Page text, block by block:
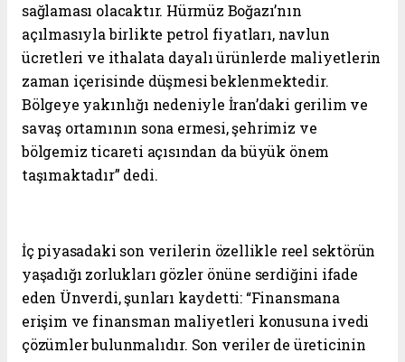
sağlaması olacaktır. Hürmüz Boğazı’nın
açılmasıyla birlikte petrol fiyatları, navlun
ücretleri ve ithalata dayalı ürünlerde maliyetlerin
zaman içerisinde düşmesi beklenmektedir.
Bölgeye yakınlığı nedeniyle İran’daki gerilim ve
savaş ortamının sona ermesi, şehrimiz ve
bölgemiz ticareti açısından da büyük önem
taşımaktadır” dedi.
İç piyasadaki son verilerin özellikle reel sektörün
yaşadığı zorlukları gözler önüne serdiğini ifade
eden Ünverdi, şunları kaydetti: “Finansmana
erişim ve finansman maliyetleri konusuna ivedi
çözümler bulunmalıdır. Son veriler de üreticinin